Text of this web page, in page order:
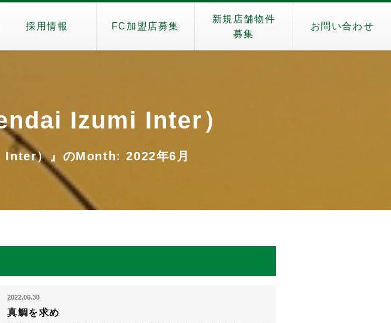
採用情報 FC加盟店募集
新規店舗物件
募集
お問い合わせ
Izumi Inter）
Inter）』のMonth: 2022年6月
2022.06.30
真鯛を求め